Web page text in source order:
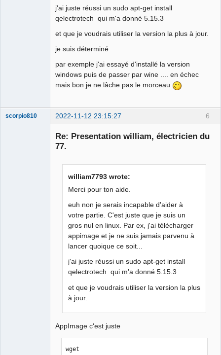
j'ai juste réussi un sudo apt-get install
qelectrotech qui m'a donné 5.15.3
et que je voudrais utiliser la version la plus à jour.
je suis déterminé
par exemple j'ai essayé d'installé la version
windows puis de passer par wine .... en échec
mais bon je ne lâche pas le morceau
6
scorpio810 2022-11-12 23:15:27
Re: Presentation william, électricien du
77.
william7793 wrote:
Merci pour ton aide.
euh non je serais incapable d'aider à
votre partie. C'est juste que je suis un
gros nul en linux. Par ex, j'ai télécharger
appimage et je ne suis jamais parvenu à
lancer quoique ce soit...
j'ai juste réussi un sudo apt-get install
qelectrotech qui m'a donné 5.15.3
et que je voudrais utiliser la version la plus
à jour.
AppImage c'est juste
wget